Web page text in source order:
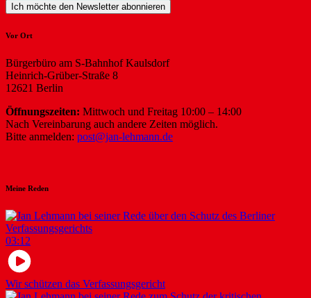
Vor Ort
Bürgerbüro am S-Bahnhof Kaulsdorf
Heinrich-Grüber-Straße 8
12621 Berlin
Öffnungszeiten: Mittwoch und Freitag 10:00 – 14:00
Nach Vereinbarung auch andere Zeiten möglich.
Bitte anmelden: post@jan-lehmann.de
Meine Reden
03:12
Wir schützen das Verfassungsgericht